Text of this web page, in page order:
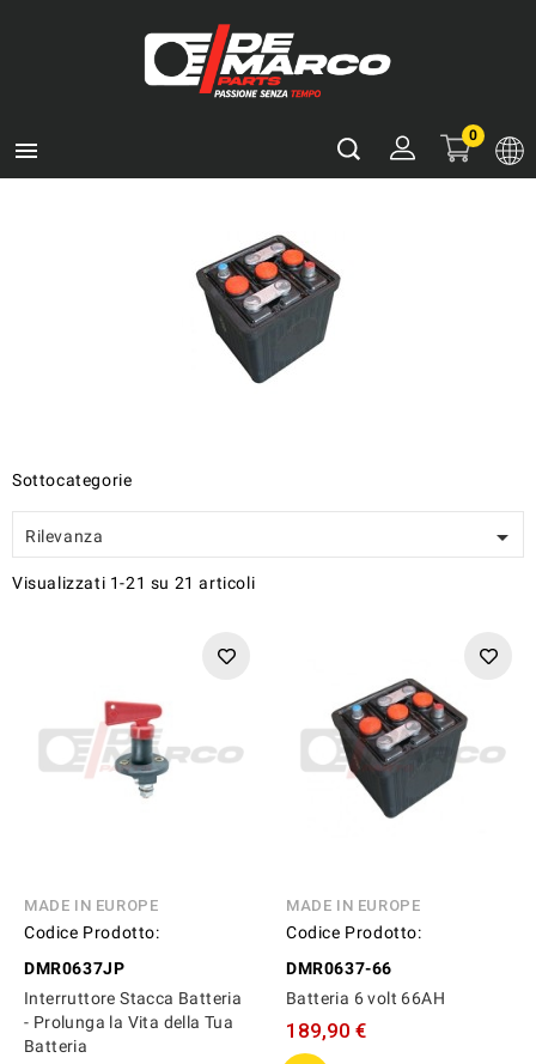

0
Sottocategorie
Rilevanza 
Visualizzati 1-21 su 21 articoli
MADE IN EUROPE
Codice Prodotto:
DMR0637JP
Interruttore Stacca Batteria
- Prolunga la Vita della Tua
Batteria
MADE IN EUROPE
Codice Prodotto:
DMR0637-66
Batteria 6 volt 66AH
189,90 €